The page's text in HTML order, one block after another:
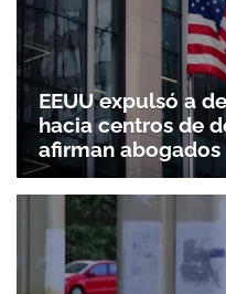
EEUU expulsó a
hacia centros de
afirman abogados